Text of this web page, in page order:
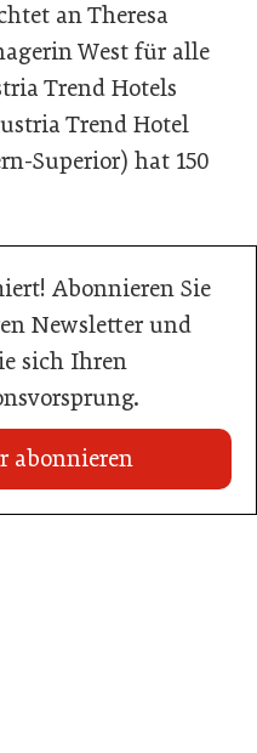
an Theresa
West für alle
Trend Hotels
Trend Hotel
Superior) hat 150
Abonnieren Sie
Newsletter und
sich Ihren
abonnieren
für die